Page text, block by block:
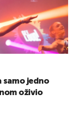
samo jedno
oživio